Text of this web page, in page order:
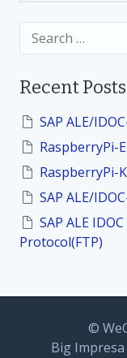
i
o
n
c
o
Recent Posts
SAP ALE/
RaspberryPi-
RaspberryPi-
SAP ALE/
SAP ALE
Protocol(FTP)
©
Big